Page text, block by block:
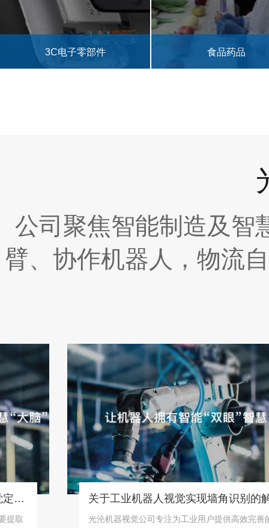
食品药品 汽车零部件
公司聚焦智能制造及智
臂、协作机器人，物流
关于工业机器人视觉实现墙角识别的解决方案！
光沦机器视觉公司专注为工业用户提供高效完善的机